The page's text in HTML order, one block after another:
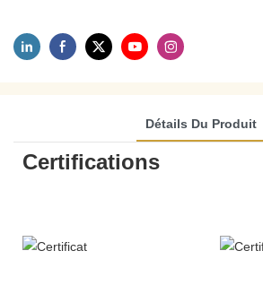
Détails Du Produit
Certifications